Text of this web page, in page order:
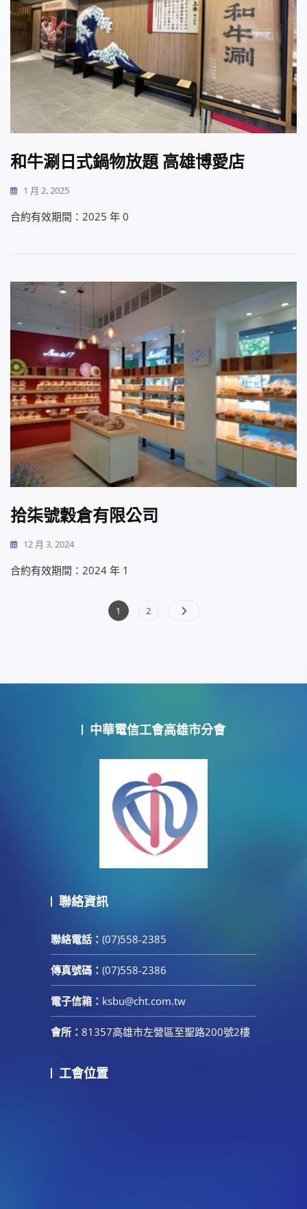
和牛涮日式鍋物放題 高雄博愛店
1 月 2, 2025
合約有效期間：2025 年 0
拾柒號穀倉有限公司
12 月 3, 2024
合約有效期間：2024 年 1
Page
1 Page
2
中華電信工會高雄市分會
聯絡資訊
聯絡電話： (07)558-2385
傳真號碼： (07)558-2386
電子信箱： ksbu@cht.com.tw
會所： 81357高雄市左營區至聖路200號2樓
工會位置